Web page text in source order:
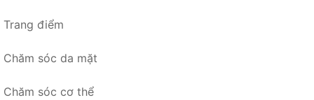
Trang điểm
Chăm sóc da mặt
Chăm sóc cơ thể